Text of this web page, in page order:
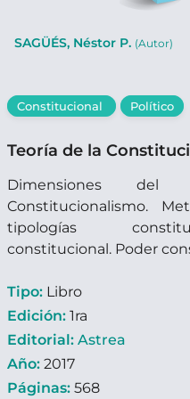
SAGÜÉS, Néstor P. (Autor)
Constitucional Político
Teoría de la
Dimensiones del
Constitucionalismo.
tipologías
constitucional. Poder
Tipo: Libro
Edición: 1ra
Editorial: Astrea
Año: 2017
Páginas: 568